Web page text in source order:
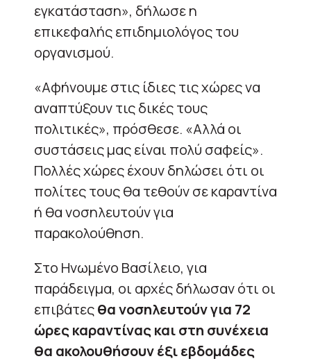
εγκατάσταση», δήλωσε η
επικεφαλής επιδημιολόγος του
οργανισμού.
«Αφήνουμε στις ίδιες τις χώρες να
αναπτύξουν τις δικές τους
πολιτικές», πρόσθεσε. «Αλλά οι
συστάσεις μας είναι πολύ σαφείς».
Πολλές χώρες έχουν δηλώσει ότι οι
πολίτες τους θα τεθούν σε καραντίνα
ή θα νοσηλευτούν για
παρακολούθηση.
Στο Ηνωμένο Βασίλειο, για
παράδειγμα, οι αρχές δήλωσαν ότι οι
επιβάτεςθα νοσηλευτούν για 72
ώρες καραντίνας και στη συνέχεια
θα ακολουθήσουν έξι εβδομάδες